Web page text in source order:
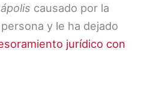
causado por la
y le ha dejado
jurídico con